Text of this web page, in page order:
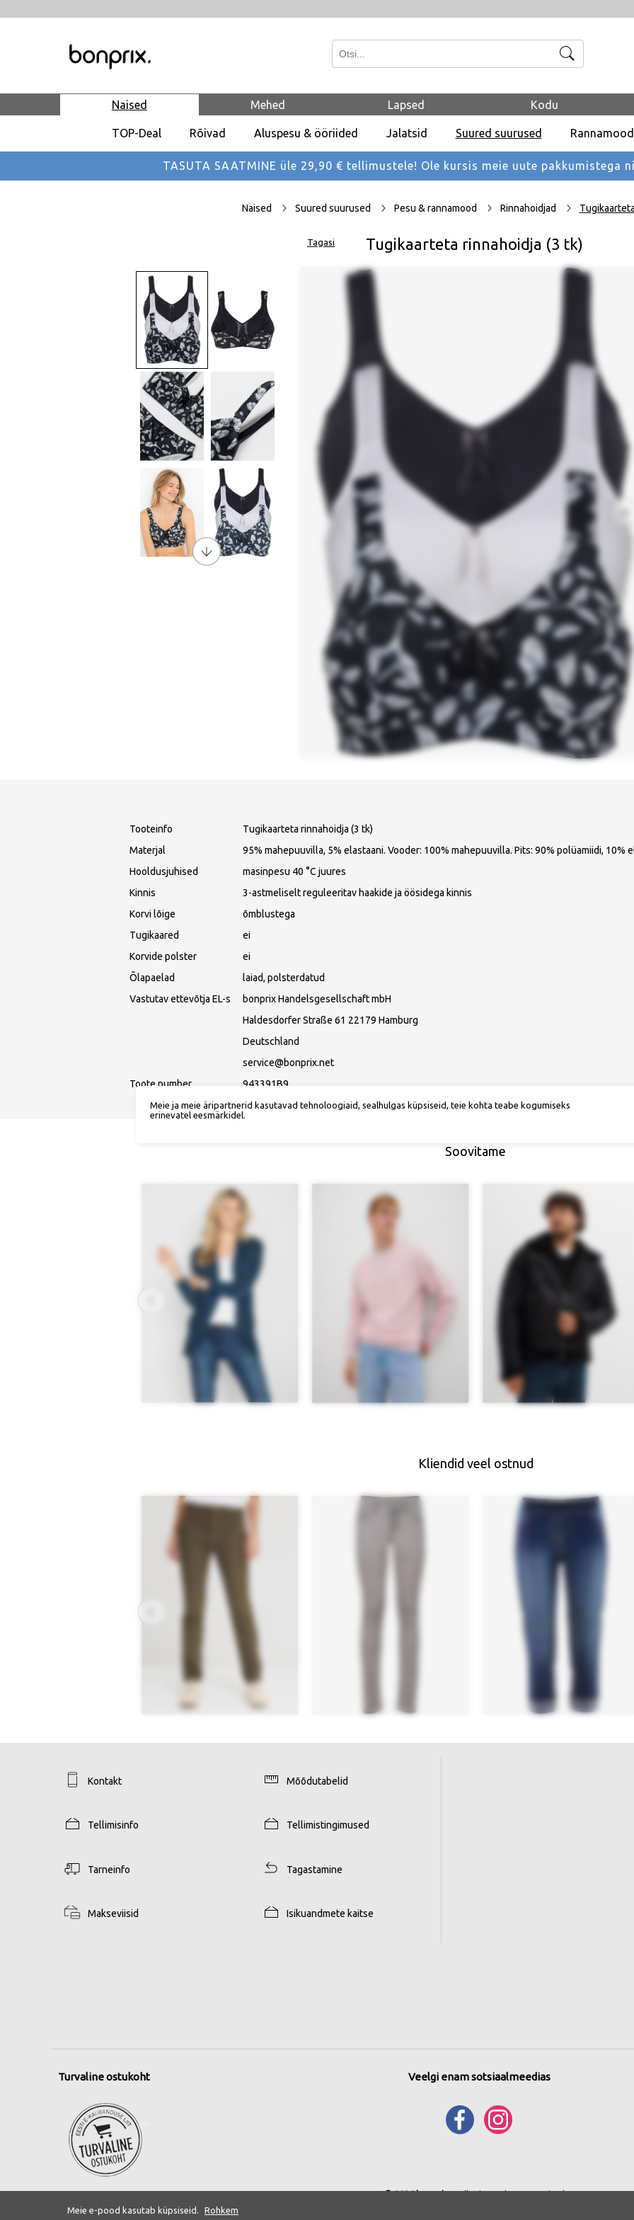
Otsi
Naised
TOP-Deal Rõivad Aluspesu & ööriided Jalatsid Suured suurused Rannamood
Mehed Lapsed Kodu
TASUTA SAATMINE üle 29,90 € tellimustele! Ole kursis meie uute pakkumistega
Naised Suured suurused Pesu & rannamood Rinnahoidjad
Tagasi Tugikaarteta rinnahoidja (3 tk)
Tooteinfo
Tugikaarteta rinnahoidja (3 tk)
Materjal
95% mahepuuvilla, 5% elastaani. Vooder: 100% mahepuuvilla. Pits: 90% polüamiidi, 10%
Hooldusjuhised
masinpesu 40 °C juures
Kinnis
3-astmeliselt reguleeritav haakide ja öösidega kinnis
Korvi lõige
õmblustega
Tugikaared
ei
Korvide polster
ei
Õlapaelad
laiad, polsterdatud
Vastutav ettevõtja EL-s
bonprix Handelsgesellschaft mbH
Haldesdorfer Straße 61 22179 Hamburg
Deutschland
service@bonprix.net
Toote number
943391B9
Soovitame
Kliendid veel ostnud
Kontakt Mõõdutabelid
Tellimisinfo Tellimistingimused
Tarneinfo Tagastamine
Makseviisid Isikuandmete kaitse
Turvaline ostukoht Veelgi enam sotsiaalmeedias
© 2026 bonprix. Kõik õigused reserveeritud.
Meie e-pood kasutab küpsiseid.
Rohkem
Meie ja meie äripartnerid kasutavad tehnoloogiaid, sealhulgas küpsiseid, teie kohta teabe kogumiseks
erinevatel eesmärkidel.